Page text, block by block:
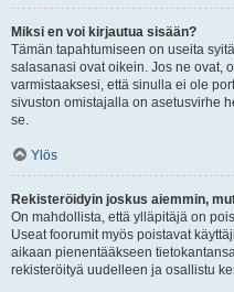
Miksi en voi kirjautua sisään?
Tämän tapahtumiseen on useita
salasanasi ovat oikein. Jos ne ovat,
varmistaaksesi, että sinulla ei ole
sivuston omistajalla on asetusvirhe
se.
Ylös
Rekisteröidyin joskus aiemmin,
On mahdollista, että ylläpitäjä on
Useat foorumit myös poistavat
aikaan pienentääkseen
rekisteröityä uudelleen ja osallistu